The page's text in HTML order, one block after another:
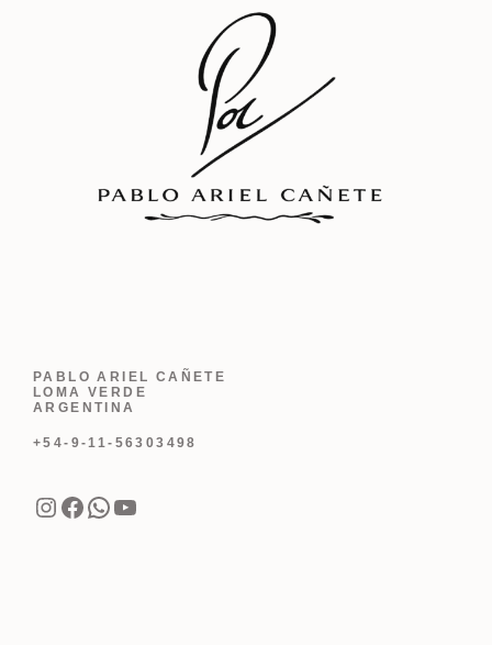
PABLO ARIEL CAÑETE
LOMA VERDE
ARGENTINA
+54-9-11-56303498
Instagram
Facebook
WhatsApp
YouTube